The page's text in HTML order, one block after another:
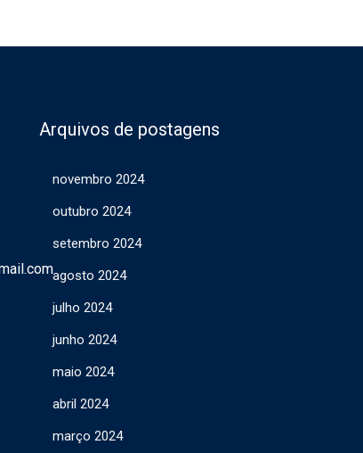
Arquivos de postagens
novembro 2024
outubro 2024
setembro 2024
agosto 2024
julho 2024
junho 2024
maio 2024
abril 2024
março 2024